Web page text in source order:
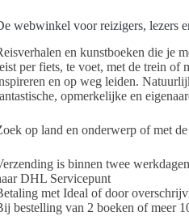
webwinkel voor reizigers, lezers
en kunstboeken die je
per fiets, te voet, met de trein of
en op weg leiden.
opmerkelijke en
op land en onderwerp of met
is binnen twee
DHL Servicepunt
met Ideal of door
bestelling van 2 boeken of meer